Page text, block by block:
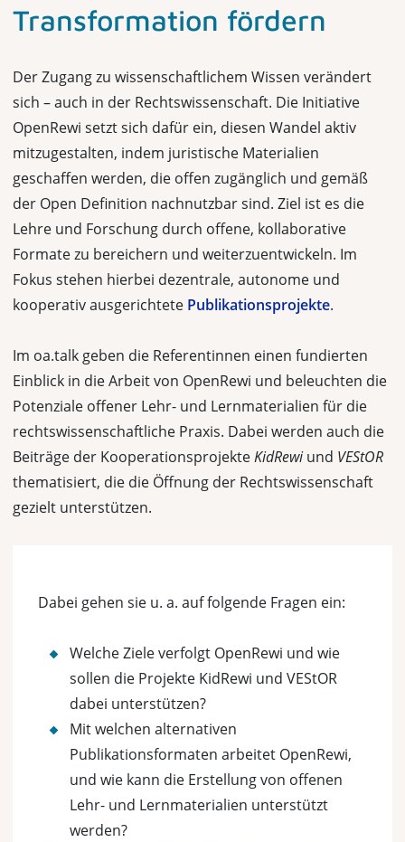
Transformation fördern
Der Zugang zu wissenschaftlichem Wissen verändert
sich – auch in der Rechtswissenschaft. Die Initiative
OpenRewi setzt sich dafür ein, diesen Wandel aktiv
mitzugestalten, indem juristische Materialien
geschaffen werden, die offen zugänglich und gemäß
der Open Definition nachnutzbar sind. Ziel ist es die
Lehre und Forschung durch offene, kollaborative
Formate zu bereichern und weiterzuentwickeln. Im
Fokus stehen hierbei dezentrale, autonome und
kooperativ ausgerichtete Publikationsprojekte.
Im oa.talk geben die Referentinnen einen fundierten
Einblick in die Arbeit von OpenRewi und beleuchten die
Potenziale offener Lehr- und Lernmaterialien für die
rechtswissenschaftliche Praxis. Dabei werden auch die
Beiträge der KooperationsprojekteKidRewiund VEStOR
thematisiert, die die Öffnung der Rechtswissenschaft
gezielt unterstützen.
Dabei gehen sie u. a. auf folgende Fragen ein:
Welche Ziele verfolgt OpenRewi und wie
sollen die Projekte KidRewi und VEStOR
dabei unterstützen?
Mit welchen alternativen
Publikationsformaten arbeitet OpenRewi,
und wie kann die Erstellung von offenen
Lehr- und Lernmaterialien unterstützt
werden?